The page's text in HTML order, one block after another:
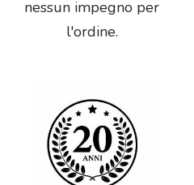
nessun impegno per
l'ordine.